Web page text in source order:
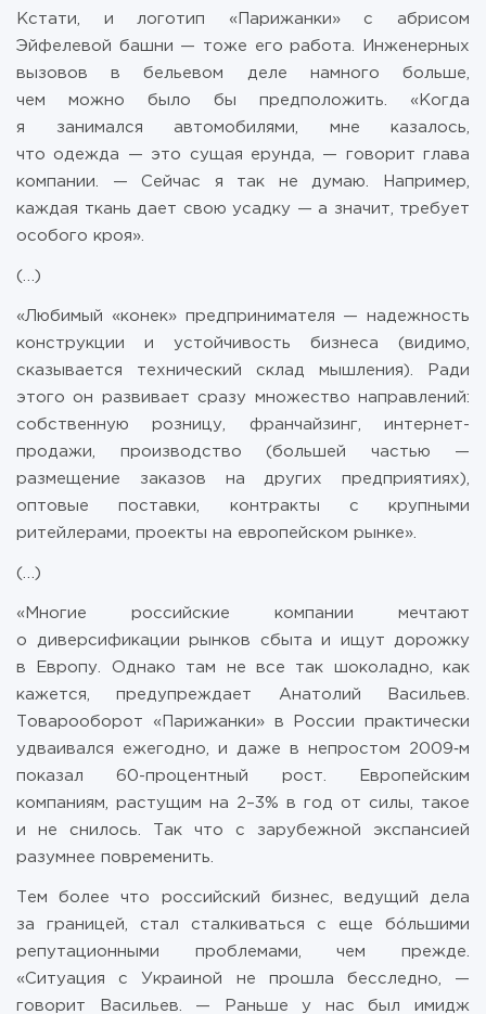
Кстати, и логотип «Парижанки» с абрисом
Эйфелевой башни — тоже его работа. Инженерных
вызовов в бельевом деле намного больше,
чем можно было бы предположить. «Когда
я занимался автомобилями, мне казалось,
что одежда — это сущая ерунда, — говорит глава
компании. — Сейчас я так не думаю. Например,
каждая ткань дает свою усадку — а значит, требует
особого кроя».
(…)
«Любимый «конек» предпринимателя — надежность
конструкции и устойчивость бизнеса (видимо,
сказывается технический склад мышления). Ради
этого он развивает сразу множество направлений:
собственную розницу, франчайзинг, интернет-
продажи, производство (большей частью —
размещение заказов на других предприятиях),
оптовые поставки, контракты с крупными
ритейлерами, проекты на европейском рынке».
(…)
«Многие российские компании мечтают
о диверсификации рынков сбыта и ищут дорожку
в Европу. Однако там не все так шоколадно, как
кажется, предупреждает Анатолий Васильев.
Товарооборот «Парижанки» в России практически
удваивался ежегодно, и даже в непростом 2009‑м
показал 60-процентный рост. Европейским
компаниям, растущим на 2–3% в год от силы, такое
и не снилось. Так что с зарубежной экспансией
разумнее повременить.
Тем более что российский бизнес, ведущий дела
за границей, стал сталкиваться с еще бóльшими
репутационными проблемами, чем прежде.
«Ситуация с Украиной не прошла бесследно, —
говорит Васильев. — Раньше у нас был имидж